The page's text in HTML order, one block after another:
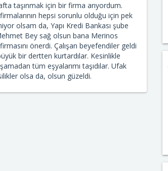
taşınmak için bir firma arıyordum.
hepsi sorunlu olduğu için pek
olsam da, Yapı Kredi Bankası şube
Bey sağ olsun bana Merinos
önerdi. Çalışan beyefendiler geldi
bir dertten kurtardılar. Kesinlikle
tüm eşyalarımı taşıdılar. Ufak
olsa da, olsun güzeldi.